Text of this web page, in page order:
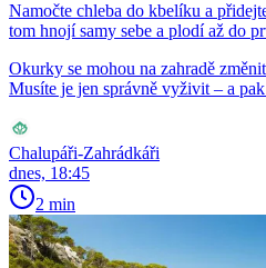
Namočte chleba do kbelíku a
tom hnojí samy sebe a plodí až do
Okurky se mohou na zahradě
Musíte je jen správně vyživit – a
Chalupáři-Zahrádkáři
dnes, 18:45
2 min